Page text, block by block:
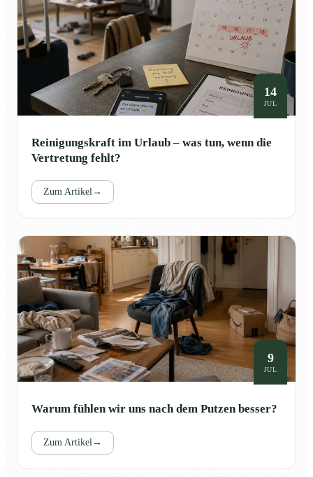
14
JUL
Reinigungskraft im Urlaub – was tun, wenn die
Vertretung fehlt?
Zum Artikel→
9
JUL
Warum fühlen wir uns nach dem Putzen besser?
Zum Artikel→